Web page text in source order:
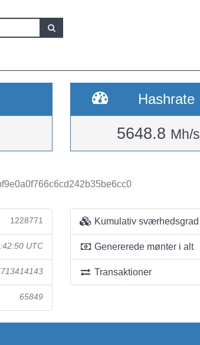
Hashrate
5648.8 Mh/s
1228771
UTC
65849
Kumulativ sværhedsgrad
Genererede mønter i alt
Transaktioner